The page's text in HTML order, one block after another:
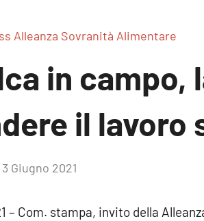
Alleanza Sovranità Alimentare
in campo,
il lavoro
3 Giugno 2021
– Com. stampa, invito della